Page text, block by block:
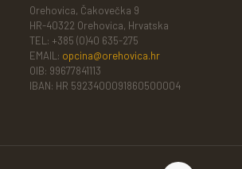
Orehovica, Čakovečka 9
HR-40322 Orehovica, Hrvatska
TEL: +385 (0)40 635-275
EMAIL: opcina@orehovica.hr
OIB: 99677841113
IBAN: HR 5923400091860500004